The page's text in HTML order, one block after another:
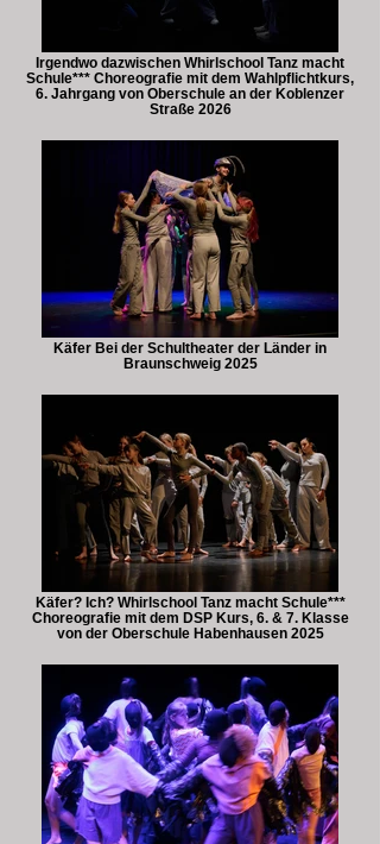
Irgendwo dazwischen Whirlschool Tanz macht
Schule*** Choreografie mit dem Wahlpflichtkurs,
6. Jahrgang von Oberschule an der Koblenzer
Straße 2026
Käfer Bei der Schultheater der Länder in
Braunschweig 2025
Käfer? Ich? Whirlschool Tanz macht Schule***
Choreografie mit dem DSP Kurs, 6. & 7. Klasse
von der Oberschule Habenhausen 2025